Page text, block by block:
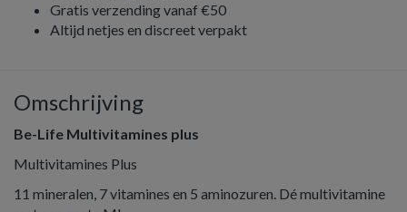
Gratis verzending vanaf €50
Altijd netjes en discreet verpakt
Omschrijving
Be-Life Multivitamines plus
Multivitamines Plus
11 mineralen, 7 vitamines en 5 aminozuren. Dé multivitamine